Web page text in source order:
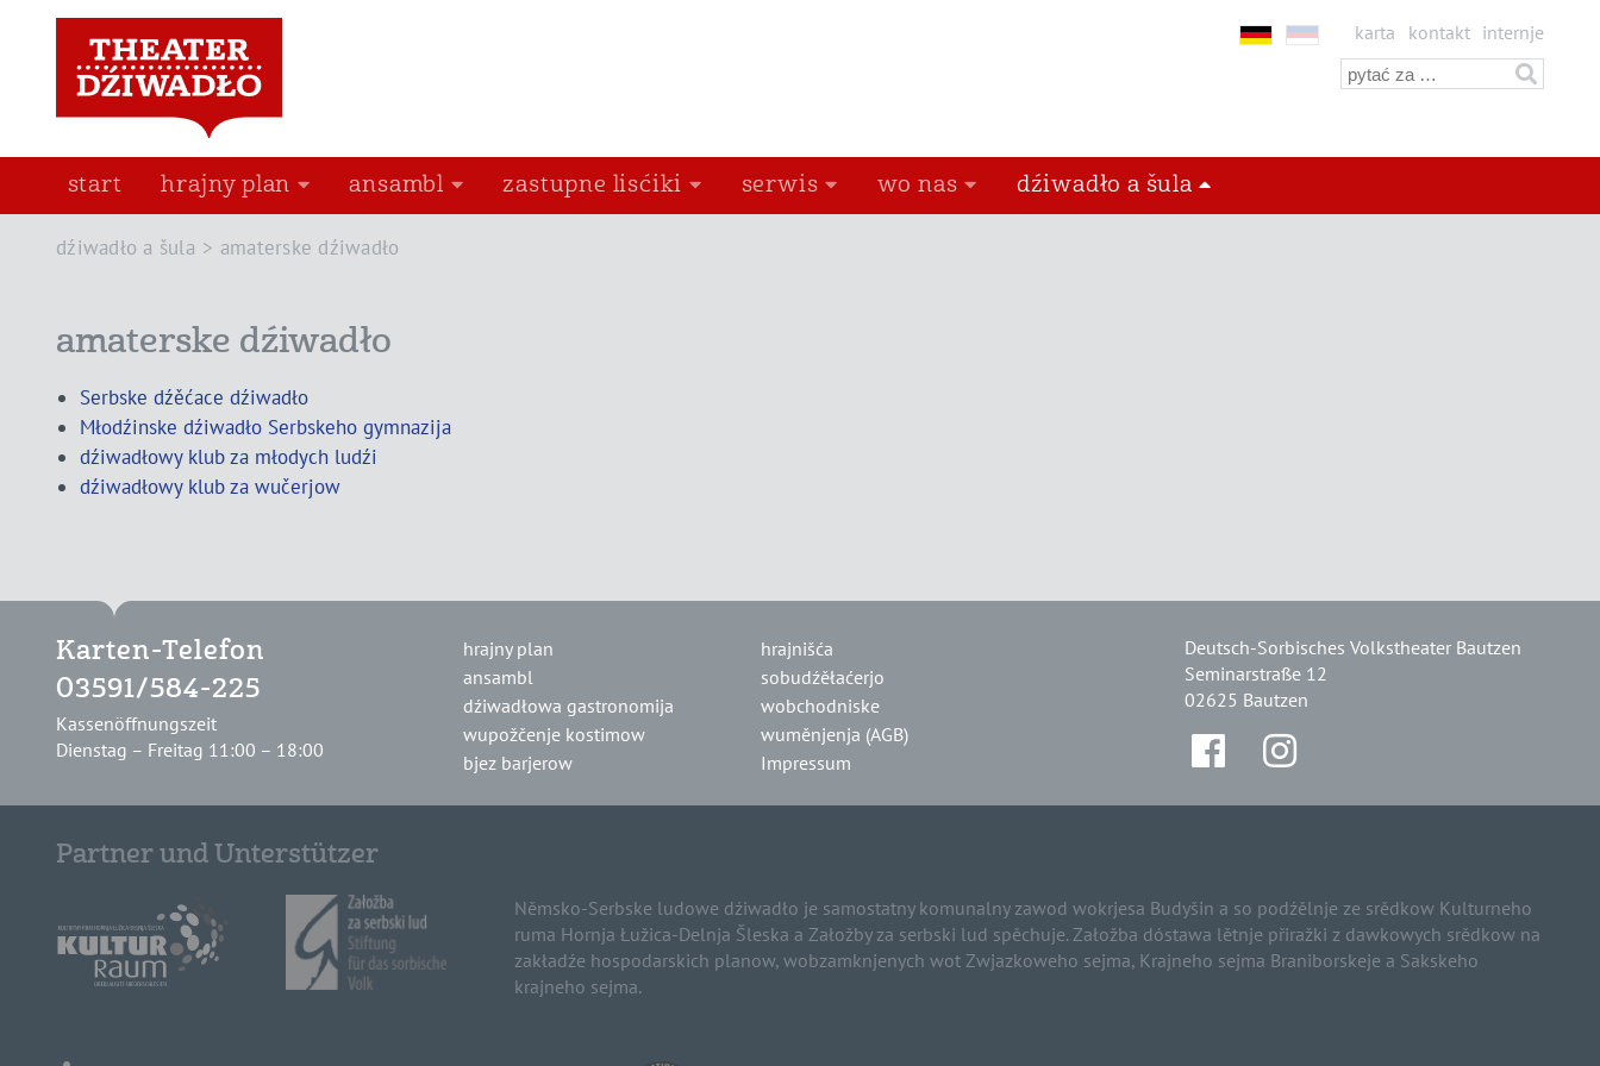
karta kontakt internje
start hrajny plan ansambl zastupne lisćiki serwis wo nas dźiwadło a šula
dźiwadło a šula amaterske dźiwadło
amaterske dźiwadło
Serbske dźěćace dźiwadło
Młodźinske dźiwadło Serbskeho gymnazija
dźiwadłowy klub za młodych ludźi
dźiwadłowy klub za wučerjow
Karten-Telefon
03591/584-225
Kassenöffnungszeit
Dienstag – Freitag 11:00 – 18:00
hrajny plan
ansambl
dźiwadłowa gastronomija
wupožčenje kostimow
bjez barjerow
hrajnišća
sobudźěłaćerjo
wobchodniske
wuměnjenja (AGB)
Impressum
Deutsch-Sorbisches Volkstheater Bautzen
Seminarstraße 12
02625 Bautzen
Partner und Unterstützer
Němsko-Serbske ludowe dźiwadło je samostatny komunalny zawod wokrjesa Budyšin a so podźělnje ze srědkow Kulturneho
ruma Hornja Łužica-Delnja Šleska a Załožby za serbski lud spěchuje. Załožba dóstawa lětnje přiražki z dawkowych srědkow na
zakładźe hospodarskich planow, wobzamknjenych wot Zwjazkoweho sejma, Krajneho sejma Braniborskeje a Sakskeho
krajneho sejma.